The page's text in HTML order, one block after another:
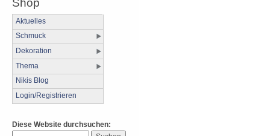
Shop
Aktuelles
Schmuck
Dekoration
Thema
Nikis Blog
Login/Registrieren
Diese Website durchsuchen: